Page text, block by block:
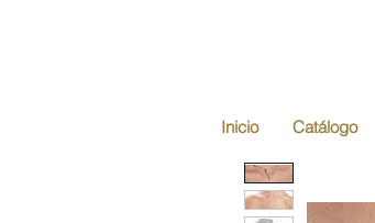
Inicio Catálogo